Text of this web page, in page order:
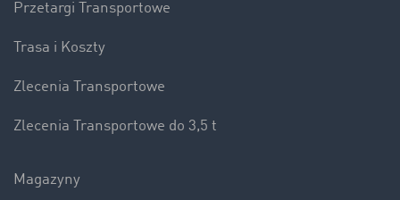
Przetargi Transportowe
Trasa i Koszty
Zlecenia Transportowe
Zlecenia Transportowe do 3,5 t
Magazyny